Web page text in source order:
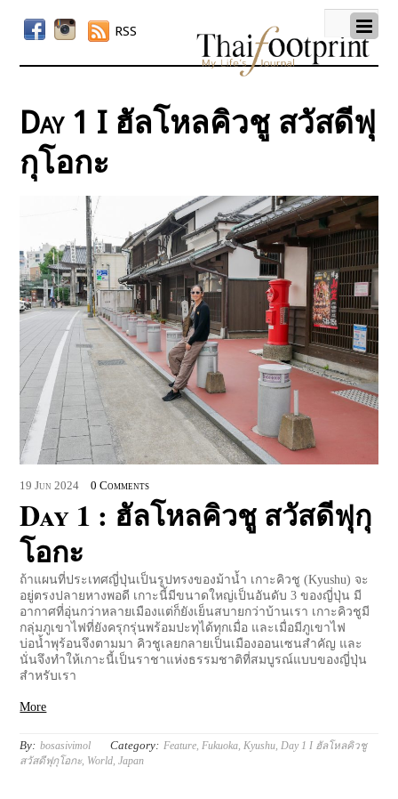
RSS
Day 1 I ฮัลโหลคิวชู สวัสดีฟุ
กุโอกะ
19 Jun 2024 0 Comments
Day 1 : ฮัลโหลคิวชู สวัสดีฟุกุ
โอกะ
ถ้าแผนที่ประเทศญี่ปุ่นเป็นรูปทรงของม้าน้ำ เกาะคิวชู (Kyushu) จะ
อยู่ตรงปลายหางพอดี เกาะนี้มีขนาดใหญ่เป็นอันดับ 3 ของญี่ปุ่น มี
อากาศที่อุ่นกว่าหลายเมืองแต่ก็ยังเย็นสบายกว่าบ้านเรา เกาะคิวชูมี
กลุ่มภูเขาไฟที่ยังครุกรุ่นพร้อมปะทุได้ทุกเมื่อ และเมื่อมีภูเขาไฟ
บ่อน้ำพุร้อนจึงตามมา คิวชูเลยกลายเป็นเมืองออนเซนสำคัญ และ
นั่นจึงทำให้เกาะนี้เป็นราชาแห่งธรรมชาติที่สมบูรณ์แบบของญี่ปุ่น
สำหรับเรา
More
By: bosasivimol Category: Feature Fukuoka Kyushu Day 1 I ฮัลโหลคิวชู
สวัสดีฟุกุโอกะ, World ,Japan